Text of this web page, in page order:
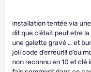
installation tentée via
dit que c’était peut etre
une galette gravé … et
joli code d’erreur!!! d’ou
non reconnu en 10 et clé